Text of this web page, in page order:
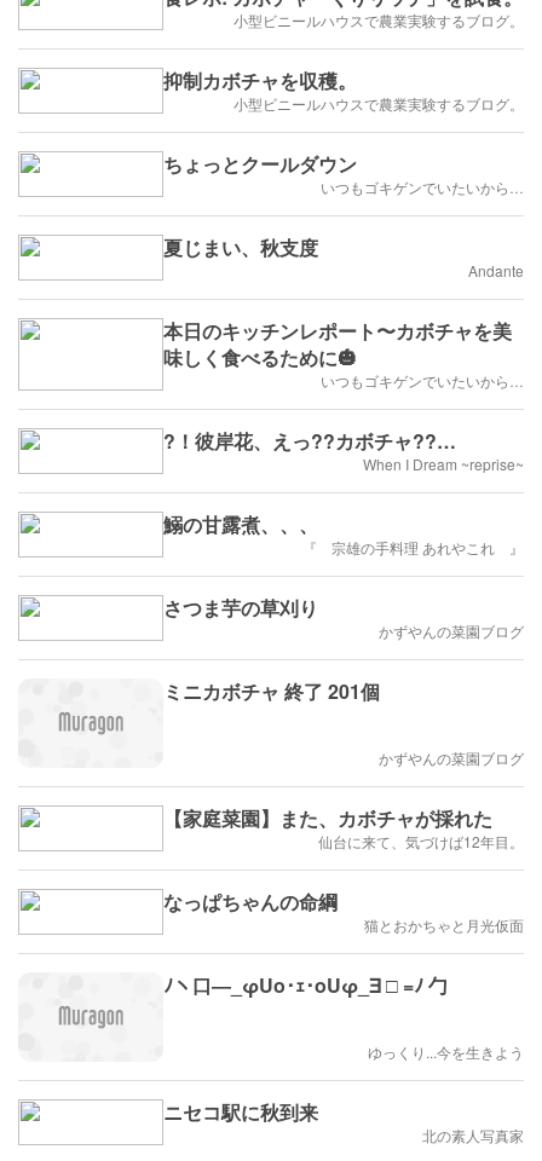
小型ビニールハウスで農業実験するブログ。
抑制カボチャを収穫。
小型ビニールハウスで農業実験するブログ。
ちょっとクールダウン
いつもゴキゲンでいたいから…
夏じまい、秋支度
Andante
本日のキッチンレポート〜カボチャを美
味しく食べるために🎃
いつもゴキゲンでいたいから…
?！彼岸花、えっ??カボチャ??…
When I Dream ~reprise~
鰯の甘露煮、、、
『 宗雄の手料理 あれやこれ 』
さつま芋の草刈り
かずやんの菜園ブログ
ミニカボチャ 終了 201個
かずやんの菜園ブログ
【家庭菜園】また、カボチャが採れた
仙台に来て、気づけば12年目。
なっぱちゃんの命綱
猫とおかちゃと月光仮面
ﾉヽ口―_φUo･ｪ･oUφ_∃ □ =ﾉ 勹
ゆっくり...今を生きよう
ニセコ駅に秋到来
北の素人写真家